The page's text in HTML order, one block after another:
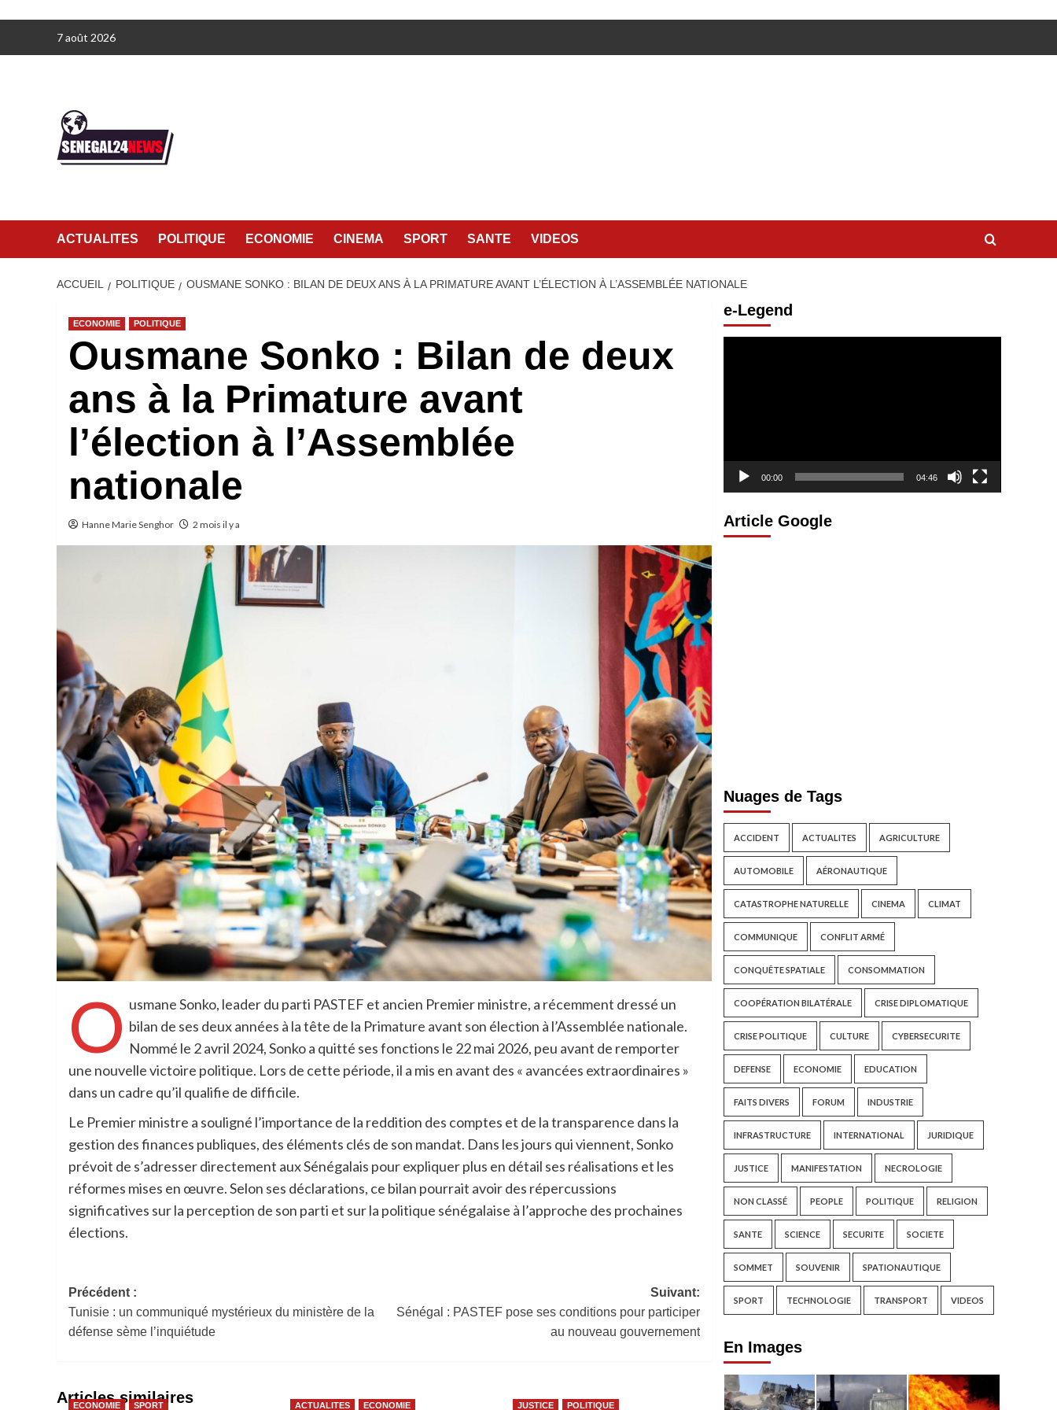
7 août 2026
ACTUALITES POLITIQUE ECONOMIE CINEMA SPORT SANTE VIDEOS
ACCUEIL POLITIQUE OUSMANE SONKO : BILAN DE DEUX ANS À LA PRIMATURE AVANT L’ÉLECTION À L’ASSEMBLÉE NATIONALE
ECONOMIE POLITIQUE
Ousmane Sonko : Bilan de deux
ans à la Primature avant
l’élection à l’Assemblée
nationale
Hanne Marie Senghor 2 mois il y a
O usmane Sonko, leader du parti PASTEF et ancien Premier ministre, a récemment dressé un
bilan de ses deux années à la tête de la Primature avant son élection à l’Assemblée nationale.
Nommé le 2 avril 2024, Sonko a quitté ses fonctions le 22 mai 2026, peu avant de remporter
une nouvelle victoire politique. Lors de cette période, il a mis en avant des « avancées extraordinaires »
dans un cadre qu’il qualifie de difficile.
Le Premier ministre a souligné l’importance de la reddition des comptes et de la transparence dans la
gestion des finances publiques, des éléments clés de son mandat. Dans les jours qui viennent, Sonko
prévoit de s’adresser directement aux Sénégalais pour expliquer plus en détail ses réalisations et les
réformes mises en œuvre. Selon ses déclarations, ce bilan pourrait avoir des répercussions
significatives sur la perception de son parti et sur la politique sénégalaise à l’approche des prochaines
élections.
Navigation
d’article
Précédent :
Tunisie : un communiqué mystérieux du ministère de la
défense sème l’inquiétude
Suivant:
Sénégal : PASTEF pose ses conditions pour participer
au nouveau gouvernement
Articles similaires
ECONOMIE SPORT ACTUALITES ECONOMIE JUSTICE POLITIQUE
e-Legend
00:00 04:46
Article Google
Nuages de Tags
ACCIDENT ACTUALITES AGRICULTURE
AUTOMOBILE AÉRONAUTIQUE
CATASTROPHE NATURELLE CINEMA CLIMAT
COMMUNIQUE CONFLIT ARMÉ
CONQUÊTE SPATIALE CONSOMMATION
COOPÉRATION BILATÉRALE CRISE DIPLOMATIQUE
CRISE POLITIQUE CULTURE CYBERSECURITE
DEFENSE ECONOMIE EDUCATION
FAITS DIVERS FORUM INDUSTRIE
INFRASTRUCTURE INTERNATIONAL JURIDIQUE
JUSTICE MANIFESTATION NECROLOGIE
NON CLASSÉ PEOPLE POLITIQUE RELIGION
SANTE SCIENCE SECURITE SOCIETE
SOMMET SOUVENIR SPATIONAUTIQUE
SPORT TECHNOLOGIE TRANSPORT VIDEOS
En Images